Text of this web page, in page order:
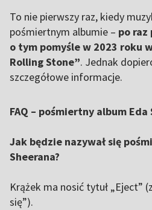
To nie pierwszy raz, kiedy
pośmiertnym albumie – po raz
o tym pomyśle w 2023 roku
Rolling Stone”. Jednak
szczegółowe informacje.
FAQ – pośmiertny album Eda
Jak będzie nazywał się
Sheerana?
Krążek ma nosić tytuł „Eject”
się”).